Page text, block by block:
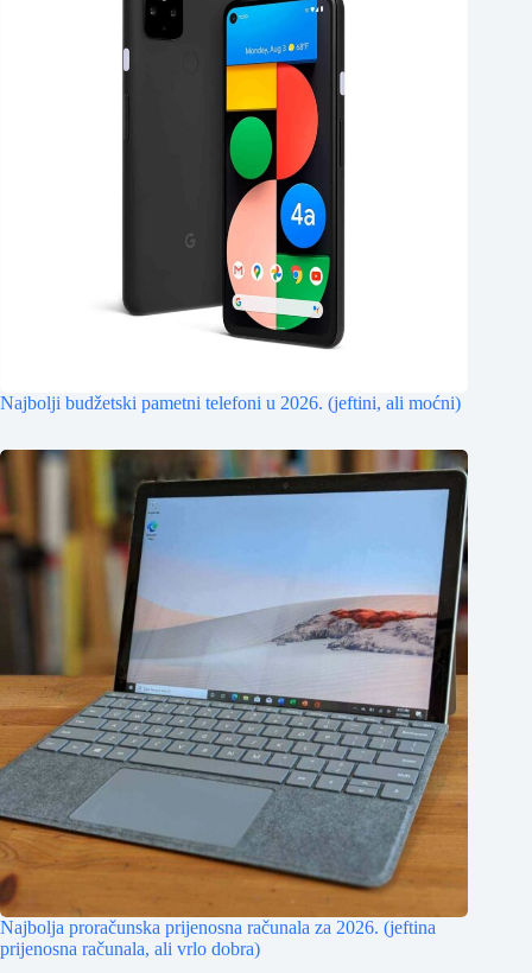
Najbolji budžetski pametni telefoni u 2026. (jeftini, ali moćni)
Najbolja proračunska prijenosna računala za 2026. (jeftina
prijenosna računala, ali vrlo dobra)